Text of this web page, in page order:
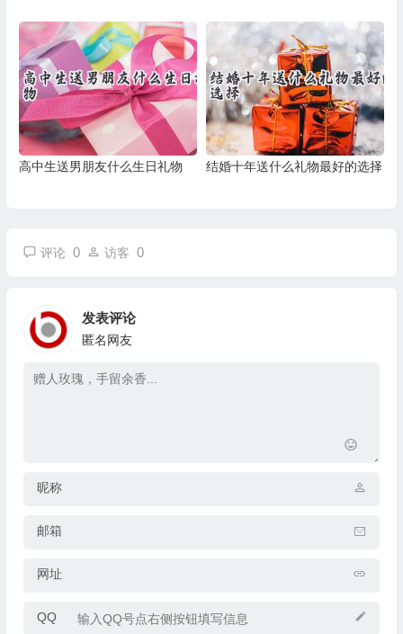
高中生送男朋友什么生日礼物 结婚十年送什么礼物最好的选择
评论 0 访客 0
发表评论
匿名网友
昵称
邮箱
网址
QQ